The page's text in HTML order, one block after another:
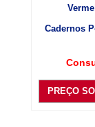
Cadernos
PREÇO